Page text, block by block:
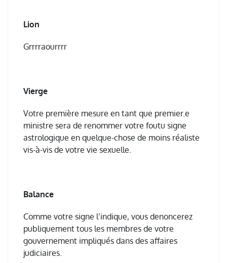
Lion
Grrrraourrrr
Vierge
Votre première mesure en tant que premier.e
ministre sera de renommer votre foutu signe
astrologique en quelque-chose de moins réaliste
vis-à-vis de votre vie sexuelle.
Balance
Comme votre signe l’indique, vous denoncerez
publiquement tous les membres de votre
gouvernement impliqués dans des affaires
judiciaires.